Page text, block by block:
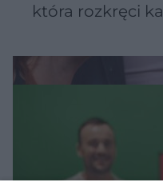
która rozkręci